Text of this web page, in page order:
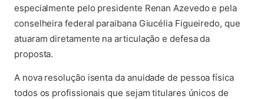
especialmente pelo presidente Renan Azevedo e pela
conselheira federal paraibana Giucélia Figueiredo, que
atuaram diretamente na articulação e defesa da
proposta.
A nova resolução isenta da anuidade de pessoa física
todos os profissionais que sejam titulares únicos de